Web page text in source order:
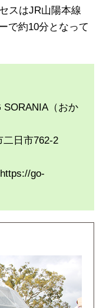
スはJR山陽本線
で約10分となって
SORANIA（おか
二日市762-2
go-